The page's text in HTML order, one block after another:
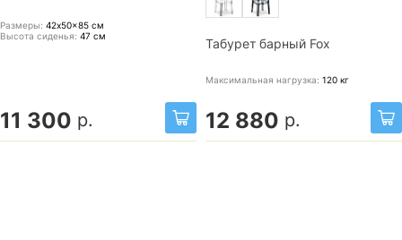
Размеры: 42x50x85 см
Высота сиденья: 47 см
11 300 р.
Табурет барный Fox
Максимальная нагрузка: 120 кг
12 880 р.